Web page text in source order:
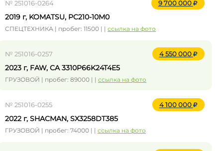
№ 251016-0264 9 700 000
2019 г, KOMATSU, PC210-10M0
СПЕЦТЕХНИКА | пробег: 11500 | | ссылка на фото
№ 251016-0257 4 550 000
2023 г, FAW, CA 3310P66K24T4E5
ГРУЗОВОЙ | пробег: 89000 | | ссылка на фото
№ 251016-0255 4 100 000
2022 г, SHACMAN, SX3258DT385
ГРУЗОВОЙ | пробег: 74000 | | ссылка на фото